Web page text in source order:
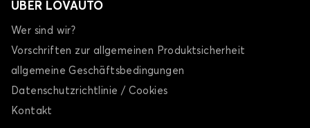
Transporter Kofferraummatten für TOYOTA
PROACE Electric
ÜBER LOVAUTO
Wer sind wir?
Vorschriften zur allgemeinen Produktsicherheit
allgemeine Geschäftsbedingungen
Datenschutzrichtlinie / Cookies
Kontakt